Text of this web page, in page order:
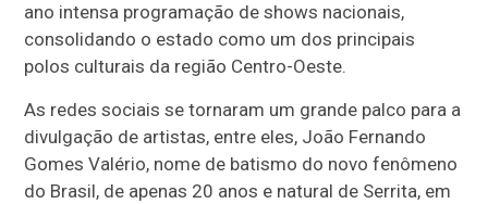
ano intensa programação de shows nacionais,
consolidando o estado como um dos principais
polos culturais da região Centro-Oeste.
As redes sociais se tornaram um grande palco para a
divulgação de artistas, entre eles, João Fernando
Gomes Valério, nome de batismo do novo fenômeno
do Brasil, de apenas 20 anos e natural de Serrita, em